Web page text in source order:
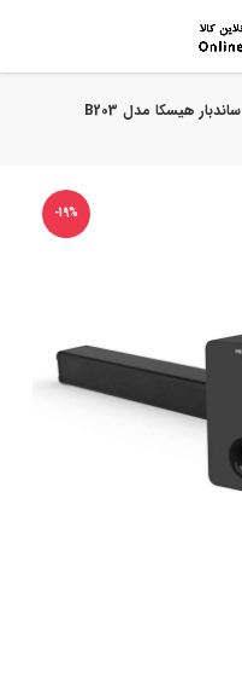
ساندبار هیسکا مدل B203
-19%